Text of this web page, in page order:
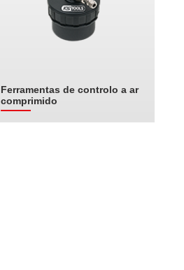
Ferramentas de controlo a ar
comprimido